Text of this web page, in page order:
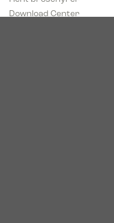
Download Center